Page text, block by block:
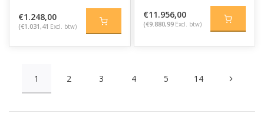
€1.248,00
(€1.031,41 Excl. btw)
€11.956,00
(€9.880,99 Excl. btw)
1 2 3 4 5 14